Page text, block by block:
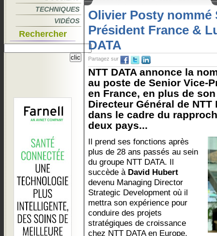
TECHNIQUES
VIDÉOS
Rechercher
Olivier Posty nommé
Président France &
DATA
Partagez sur
NTT DATA annonce la
au poste de Senior Vice-
en France, en plus de
Directeur Général de NTT
dans le cadre du
deux pays...
Il prend ses fonctions après
plus de 28 ans passés au sein
du groupe NTT DATA. Il
succède à David Hubert
devenu Managing Director
Strategic Development où il
mettra son expérience pour
conduire des projets
stratégiques de croissance
chez NTT DATA en Europe.